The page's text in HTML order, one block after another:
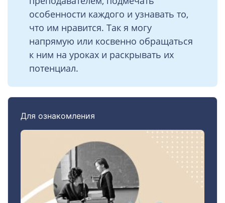
особенности каждого и узнавать то,
что им нравится. Так я могу
напрямую или косвенно обращаться
к ним на уроках и раскрывать их
потенциал.